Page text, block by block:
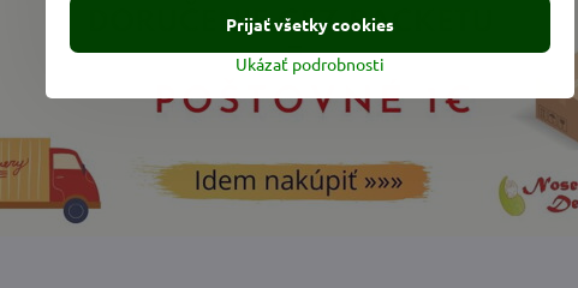
Ukázať podrobnosti
Prijať všetky cookies